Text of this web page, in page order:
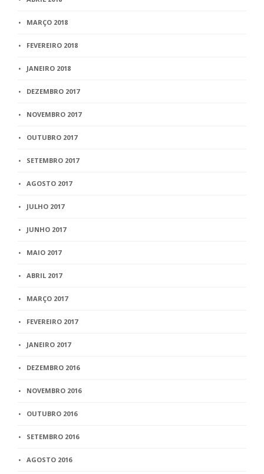
MARÇO 2018
FEVEREIRO 2018
JANEIRO 2018
DEZEMBRO 2017
NOVEMBRO 2017
OUTUBRO 2017
SETEMBRO 2017
AGOSTO 2017
JULHO 2017
JUNHO 2017
MAIO 2017
ABRIL 2017
MARÇO 2017
FEVEREIRO 2017
JANEIRO 2017
DEZEMBRO 2016
NOVEMBRO 2016
OUTUBRO 2016
SETEMBRO 2016
AGOSTO 2016